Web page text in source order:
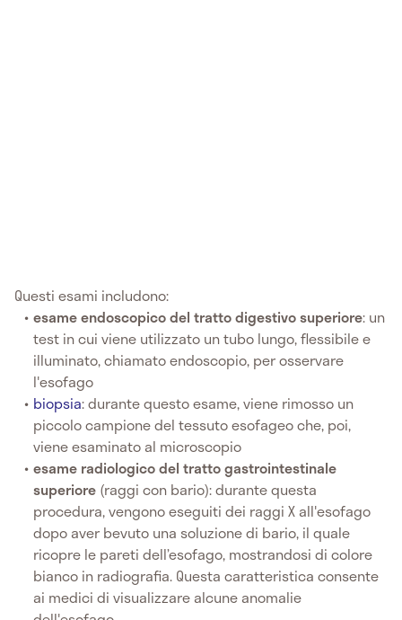
Questi esami includono:
esame endoscopico del tratto digestivo superiore: un
test in cui viene utilizzato un tubo lungo, flessibile e
illuminato, chiamato endoscopio, per osservare
l'esofago
biopsia: durante questo esame, viene rimosso un
piccolo campione del tessuto esofageo che, poi,
viene esaminato al microscopio
esame radiologico del tratto gastrointestinale
superiore (raggi con bario): durante questa
procedura, vengono eseguiti dei raggi X all'esofago
dopo aver bevuto una soluzione di bario, il quale
ricopre le pareti dell’esofago, mostrandosi di colore
bianco in radiografia. Questa caratteristica consente
ai medici di visualizzare alcune anomalie